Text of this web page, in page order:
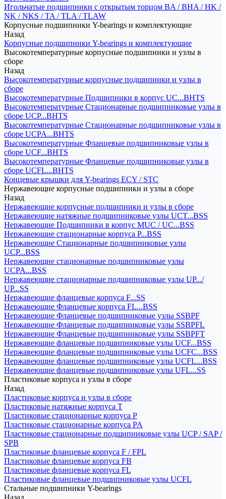
Игольчатые подшипники с открытым торцом BA / BHA / HK /
NK / NKS / TA / TLA / TLAW
Корпусные подшипники Y-bearings и комплектующие
Назад
Корпусные подшипники Y-bearings и комплектующие
Высокотемпературные корпусные подшипники и узлы в
сборе
Назад
Высокотемпературные корпусные подшипники и узлы в
сборе
Высокотемпературные Подшипники в корпус UC...BHTS
Высокотемпературные Стационарные подшипниковые узлы в
сборе UCP...BHTS
Высокотемпературные Стационарные подшипниковые узлы в
сборе UCPA...BHTS
Высокотемпературные Фланцевые подшипниковые узлы в
сборе UCF...BHTS
Высокотемпературные Фланцевые подшипниковые узлы в
сборе UCFL...BHTS
Концевые крышки для Y-bearings ECY / STC
Нержавеющие корпусные подшипники и узлы в сборе
Назад
Нержавеющие корпусные подшипники и узлы в сборе
Нержавеющие натяжные подшипниковые узлы UCT...BSS
Нержавеющие Подшипники в корпус MUC / UC...BSS
Нержавеющие стационарные корпуса P...BSS
Нержавеющие Стационарные подшипниковые узлы
UCP...BSS
Нержавеющие стационарные подшипниковые узлы
UCPA...BSS
Нержавеющие стационарные подшипниковые узлы UP.../
UP...SS
Нержавеющие фланцевые корпуса F...SS
Нержавеющие Фланцевые корпуса FL...BSS
Нержавеющие Фланцевые подшипниковые узлы SSBPF
Нержавеющие Фланцевые подшипниковые узлы SSBPFL
Нержавеющие Фланцевые подшипниковые узлы SSBPFT
Нержавеющие фланцевые подшипниковые узлы UCF...BSS
Нержавеющие фланцевые подшипниковые узлы UCFC...BSS
Нержавеющие фланцевые подшипниковые узлы UCFL...BSS
Нержавеющие фланцевые подшипниковые узлы UFL...SS
Пластиковые корпуса и узлы в сборе
Назад
Пластиковые корпуса и узлы в сборе
Пластиковые натяжные корпуса T
Пластиковые стационарные корпуса P
Пластиковые стационарные корпуса PA
Пластиковые стационарные подшипниковые узлы UCP / SAP /
SPB
Пластиковые фланцевые корпуса F / FPL
Пластиковые фланцевые корпуса FB
Пластиковые фланцевые корпуса FL
Пластиковые фланцевые подшипниковые узлы UCFL
Стальные подшипники Y-bearings
Назад